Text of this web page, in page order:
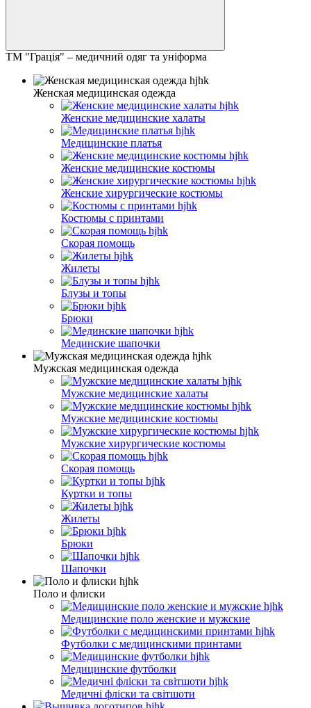
ТМ "Грація" – медичний одяг та уніформа
Женская медицинская одежда
Женские медицинские халаты
Медицинские платья
Женские медицинские костюмы
Женские хирургические костюмы
Костюмы с принтами
Скорая помощь
Жилеты
Блузы и топы
Брюки
Мединские шапочки
Мужская медицинская одежда
Мужские медицинские халаты
Мужские медицинские костюмы
Мужские хирургические костюмы
Скорая помощь
Куртки и топы
Жилеты
Брюки
Шапочки
Поло и флиски
Медицинские поло женские и мужские
Футболки с медицинскими принтами
Медицинские футболки
Медичні фліски та світшоти